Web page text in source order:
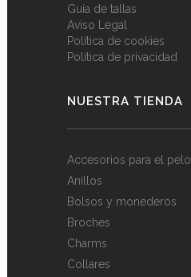
Guía de tallas
Aviso Legal
Política de cookies
Política de privacidad
NUESTRA TIENDA
Accesorios para el pelo
Anillos
Bolsos y monederos
Broches
Charms
Collares